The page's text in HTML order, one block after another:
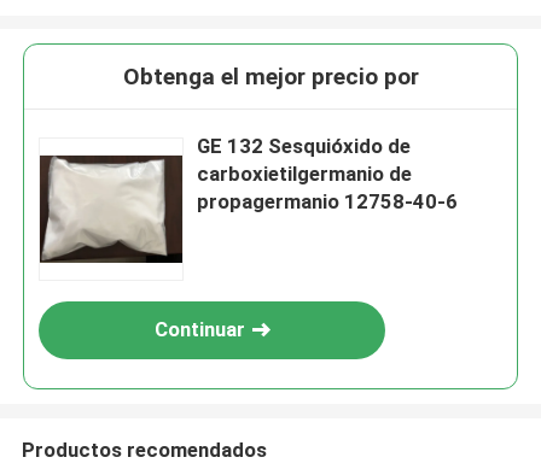
Obtenga el mejor precio por
GE 132 Sesquióxido de
carboxietilgermanio de
propagermanio 12758-40-6
Continuar
Productos recomendados